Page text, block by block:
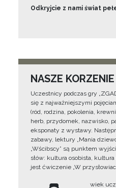
Odkryjcie z nami świat
NASZE
Uczestnicy podczas gry
się z najważniejszymi
(ród, rodzina, pokolenia,
herb, przydomek, nazwisko,
eksponaty z wystawy.
zabawy, lektury „Mania
„Wścibscy” są punktem
słów: kultura osobista,
jest ćwiczenie „W
wiek